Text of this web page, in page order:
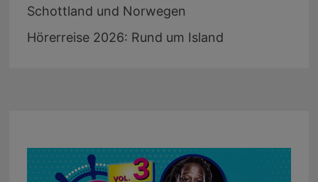
Schottland und Norwegen
Hörerreise 2026: Rund um Island